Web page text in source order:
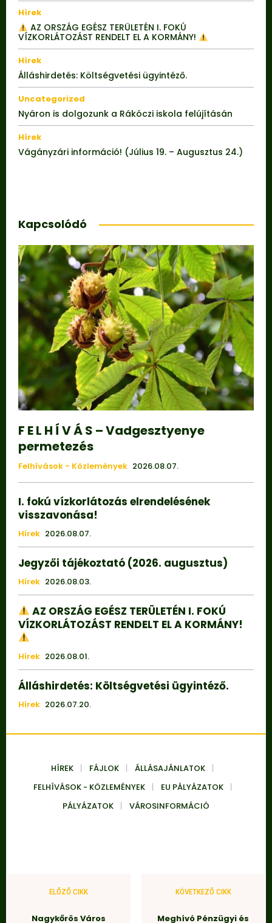
Hírek
AZ ORSZÁG EGÉSZ TERÜLETÉN I. FOKÚ
VÍZKORLÁTOZÁST RENDELT EL A KORMÁNY!
Hírek
Álláshirdetés: Költségvetési ügyintéző.
Uncategorized
Nyáron is dolgozunk a Rákóczi iskola felújításán
Hírek
Vágányzári információ! (Július 19. – Augusztus 24.)
Kapcsolódó
F E L H Í V Á S – Vadgesztyenye
permetezés
Felhívások - Közlemények 2026.08.07.
I. fokú vízkorlátozás elrendelésének
visszavonása!
Hírek 2026.08.07.
Jegyzői tájékoztató (2026. augusztus)
Hírek 2026.08.03.
AZ ORSZÁG EGÉSZ TERÜLETÉN I. FOKÚ
VÍZKORLÁTOZÁST RENDELT EL A KORMÁNY!
Hírek 2026.08.01.
Álláshirdetés: Költségvetési ügyintéző.
Hírek 2026.07.20.
HÍREK FÁJLOK
ÁLLÁSAJÁNLATOK
FELHÍVÁSOK - KÖZLEMÉNYEK
EU PÁLYÁZATOK
PÁLYÁZATOK
VÁROSINFORMÁCIÓ
ELŐZŐ CIKK
Nagykőrös Város
KÖVETKEZŐ CIKK
Meghívó Pénzügyi és